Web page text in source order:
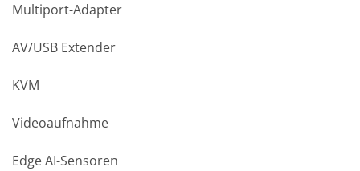
Multiport-Adapter
AV/USB Extender
KVM
Videoaufnahme
Edge AI-Sensoren